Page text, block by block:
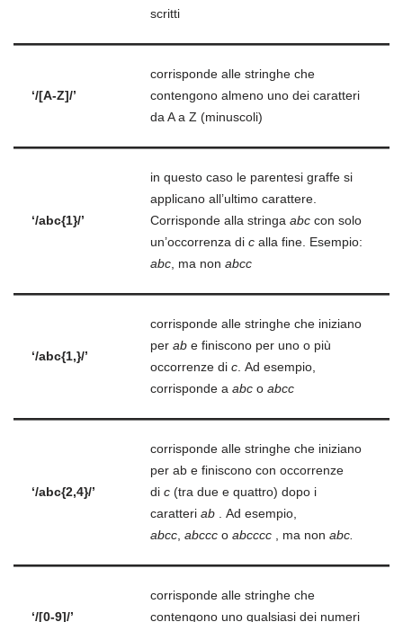
scritti
‘/[A-Z]/’
corrisponde alle stringhe che
contengono almeno uno dei caratteri
da A a Z (minuscoli)
‘/abc{1}/’
in questo caso le parentesi graffe si
applicano all’ultimo carattere.
Corrisponde alla stringa abc con solo
un’occorrenza di c alla fine. Esempio:
abc, ma non abcc
‘/abc{1,}/’
corrisponde alle stringhe che iniziano
per ab e finiscono per uno o più
occorrenze di c. Ad esempio,
corrisponde a abc o abcc
‘/abc{2,4}/’
corrisponde alle stringhe che iniziano
per ab e finiscono con occorrenze
di c (tra due e quattro) dopo i
caratteri ab . Ad esempio,
abcc, abccc o abcccc , ma non abc.
‘/[0-9] /’
corrisponde alle stringhe che
contengono uno qualsiasi dei numeri